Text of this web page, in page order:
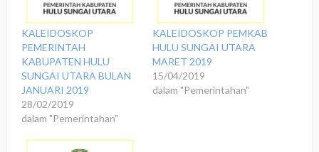
KALEIDOSKOP
PEMERINTAH
KABUPATEN HULU
SUNGAI UTARA BULAN
JANUARI 2019
28/02/2019
dalam "Pemerintahan"
KALEIDOSKOP PEMKAB
HULU SUNGAI UTARA
MARET 2019
15/04/2019
dalam "Pemerintahan"